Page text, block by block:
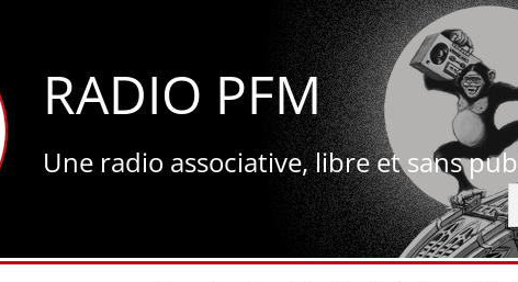
RADIO PFM
Une radio associative, libre et sans pub